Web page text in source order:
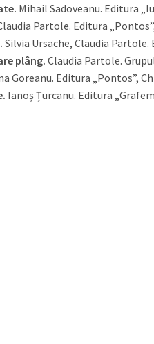
Mihail Sadoveanu. Editura
Partole. Editura
Silvia Ursache, Claudia
plâng. Claudia Partole.
Goreanu. Editura „Pontos”,
Ianoș Țurcanu. Editura